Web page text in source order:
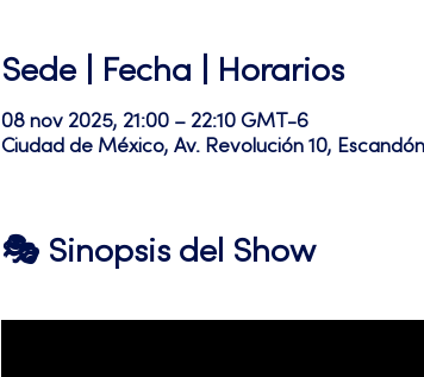
Sede | Fecha | Horarios
08 nov 2025, 21:00 – 22:10 GMT-6
Ciudad de México, Av. Revolución 10,
🎭 Sinopsis del Show